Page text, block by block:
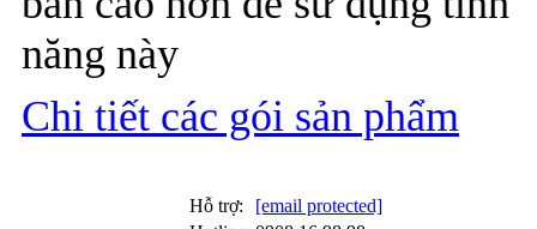
năng này
Chi tiết các gói sản phẩm
Hỗ trợ:
[email protected]